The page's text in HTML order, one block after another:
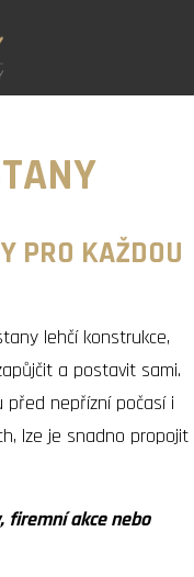
PRO KAŽDOU
lehčí konstrukce,
a postavit sami.
nepřízní počasí i
lze je snadno propojit
firemní akce nebo